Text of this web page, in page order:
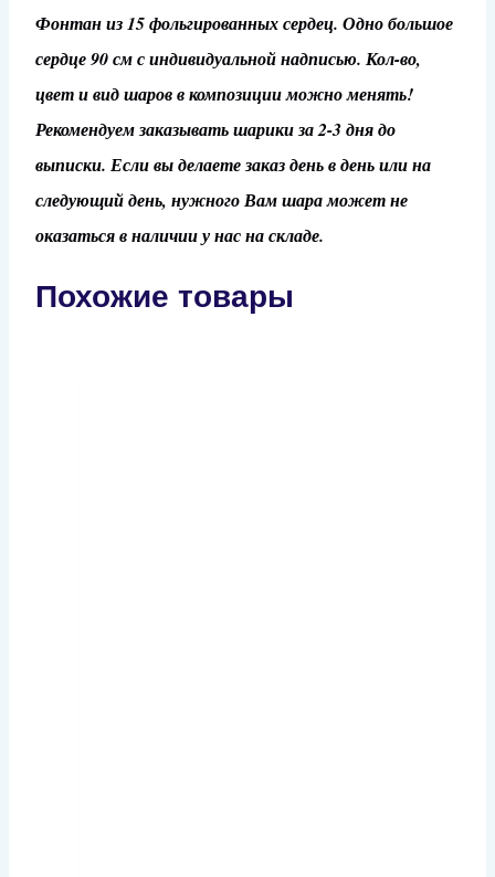
Фонтан из 15 фольгированных сердец. Одно большое
сердце 90 см с индивидуальной надписью. Кол-во,
цвет и вид шаров в композиции можно менять!
Рекомендуем заказывать шарики за 2-3 дня до
выписки. Если вы делаете заказ день в день или на
следующий день, нужного Вам шара может не
оказаться в наличии у нас на складе.
Похожие товары